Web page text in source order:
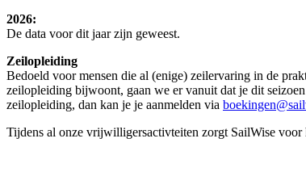
2026:
De data voor dit jaar zijn geweest.
Zeilopleiding
Bedoeld voor mensen die al (enige) zeilervaring in de
zeilopleiding bijwoont, gaan we er vanuit dat je dit
zeilopleiding, dan kan je je aanmelden via
Tijdens al onze vrijwilligersactivteiten zorgt SailWise voor